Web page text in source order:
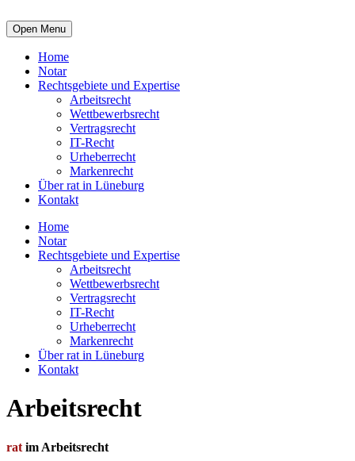
Open Menu
Home
Notar
Rechtsgebiete und Expertise
Arbeitsrecht
Wettbewerbsrecht
Vertragsrecht
IT-Recht
Urheberrecht
Markenrecht
Über rat in Lüneburg
Kontakt
Home
Notar
Rechtsgebiete und Expertise
Arbeitsrecht
Wettbewerbsrecht
Vertragsrecht
IT-Recht
Urheberrecht
Markenrecht
Über rat in Lüneburg
Kontakt
Arbeitsrecht
rat im Arbeitsrecht